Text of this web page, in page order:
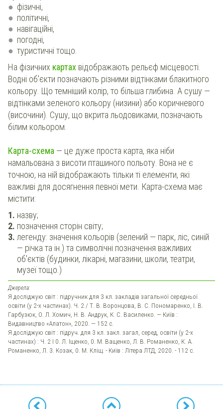
фізичні,
політичні,
навігаційні,
погодні,
туристичні тощо.
На фізичних картах відображають рельєф місцевості.
Водні об'єкти позначають різними відтінками блакитного
кольору. Що темніший колір, то більша глибина. А сушу —
відтінками зеленого кольору (низини) або коричневого
(височини). Сушу, що вкрита льодовиками, позначають
білим кольором.
Карта-схема — це дуже проста карта, яка ніби
намальована з висоти пташиного польоту. Вона не є
точною, на ній відображають тільки ті елементи, які
важливі для досягнення певної мети. Карта-схема має
містити:
назву;
позначення сторін світу;
легенду: значення кольорів (зелений — парк, ліс, синій
— річка та ін.) та символічні позначення важливих
об'єктів (будинки, лікарні, магазини, школи, театри,
музеї тощо.)
Джерела:
Я досліджую світ : підручник для 3 кл. закладів загальної середньої
освіти (у 2-х частинах). Ч. 2 / Т. В. Воронцова, В. С. Пономаренко, І. В.
Гарбузюк, О. Л. Хомич, Н. В. Андрук, К. С. Василенко. — Київ :
Видавництво «Алатон», 2020. — 152 с.
Я досліджую світ : підруч. для 3 кл. закл. загал, серед, освіти (у 2-х
частинах) : Ч. 2 І 0. Л. Іщенко, 0. М. Ващенко, Л. В. Романенко, К. А.
Романенко, Л. 3. Козак, 0. М. Кліщ. - Київ : Літера ЛТД, 2020. - 112 с.